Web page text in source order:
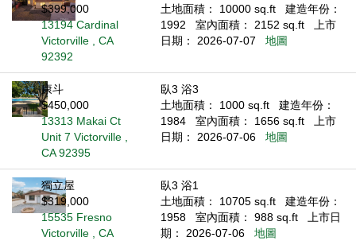
$399,000
13194 Cardinal
Victorville , CA
92392
土地面積： 10000 sq.ft
建造年份：
1992
室內面積： 2152 sq.ft
上市
日期： 2026-07-07
地圖
康斗
$450,000
13313 Makai Ct
Unit 7 Victorville ,
CA 92395
臥3 浴3
土地面積： 1000 sq.ft
建造年份：
1984
室內面積： 1656 sq.ft
上市
日期： 2026-07-06
地圖
獨立屋
$319,000
15535 Fresno
Victorville , CA
臥3 浴1
土地面積： 10705 sq.ft
建造年份：
1958
室內面積： 988 sq.ft
上市日
期： 2026-07-06
地圖